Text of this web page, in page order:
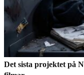
Det sista projektet på